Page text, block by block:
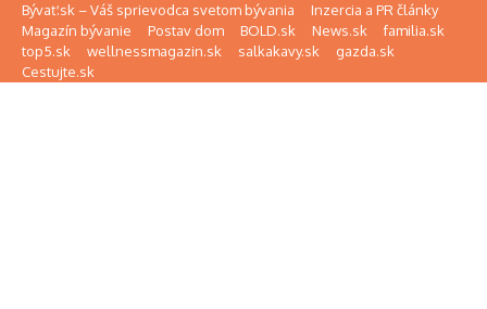
Preskočiť na obsah
Bývať.sk – Váš sprievodca svetom bývania
Inzercia a PR články
Magazín bývanie
Postav dom BOLD.sk News.sk
familia.sk
top5.sk
wellnessmagazin.sk salkakavy.sk
gazda.sk
Cestujte.sk